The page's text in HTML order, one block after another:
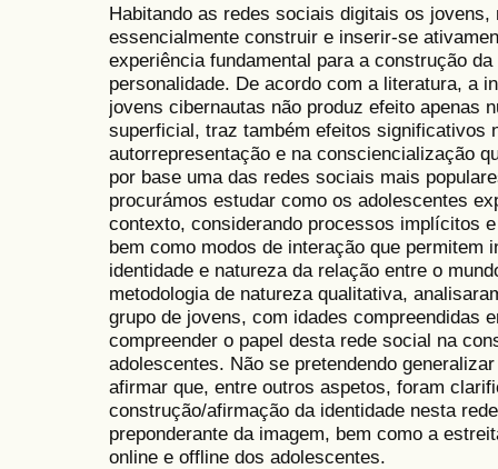
Habitando as redes sociais digitais os
essencialmente construir e inserir-se
experiência fundamental para a construção
personalidade. De acordo com a literatura, a
jovens cibernautas não produz efeito apenas
superficial, traz também efeitos significativos
autorrepresentação e na consciencialização
por base uma das redes sociais mais
procurámos estudar como os adolescentes
contexto, considerando processos implícitos
bem como modos de interação que permitem
identidade e natureza da relação entre o
metodologia de natureza qualitativa,
grupo de jovens, com idades compreendidas
compreender o papel desta rede social na
adolescentes. Não se pretendendo
afirmar que, entre outros aspetos, foram
construção/afirmação da identidade nesta
preponderante da imagem, bem como a
online e offline dos adolescentes.